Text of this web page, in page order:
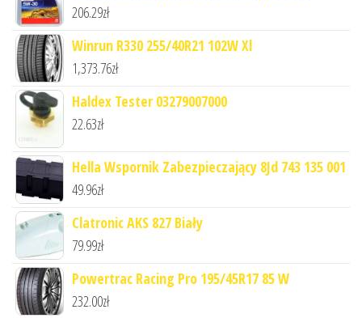
206.29zł
Winrun R330 255/40R21 102W Xl
1,373.76zł
Haldex Tester 03279007000
22.63zł
Hella Wspornik Zabezpieczający 8Jd 743 135 001
49.96zł
Clatronic AKS 827 Biały
79.99zł
Powertrac Racing Pro 195/45R17 85 W
232.00zł